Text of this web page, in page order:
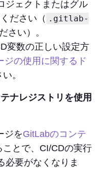
ジェクトまたはグル
ださい（ .gitlab-
さい）。
変数の正しい設定方
ジの使用に関するド
。
ナレジストリを使用
ジをGitLabのコンテ
ことで、CI/CDの実行
必要がなくなりま